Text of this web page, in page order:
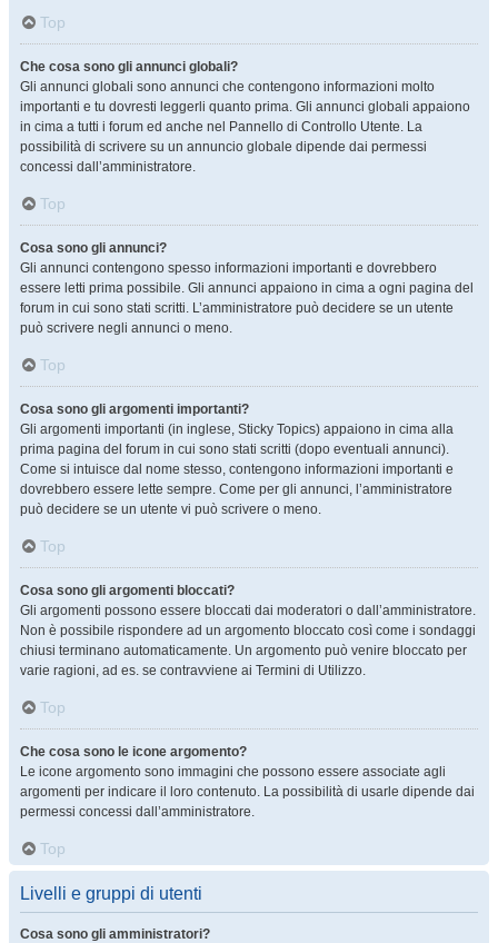
Top
Che cosa sono gli annunci globali?
Gli annunci globali sono annunci che contengono informazioni molto
importanti e tu dovresti leggerli quanto prima. Gli annunci globali appaiono
in cima a tutti i forum ed anche nel Pannello di Controllo Utente. La
possibilità di scrivere su un annuncio globale dipende dai permessi
concessi dall’amministratore.
Top
Cosa sono gli annunci?
Gli annunci contengono spesso informazioni importanti e dovrebbero
essere letti prima possibile. Gli annunci appaiono in cima a ogni pagina del
forum in cui sono stati scritti. L’amministratore può decidere se un utente
può scrivere negli annunci o meno.
Top
Cosa sono gli argomenti importanti?
Gli argomenti importanti (in inglese, Sticky Topics) appaiono in cima alla
prima pagina del forum in cui sono stati scritti (dopo eventuali annunci).
Come si intuisce dal nome stesso, contengono informazioni importanti e
dovrebbero essere lette sempre. Come per gli annunci, l’amministratore
può decidere se un utente vi può scrivere o meno.
Top
Cosa sono gli argomenti bloccati?
Gli argomenti possono essere bloccati dai moderatori o dall’amministratore.
Non è possibile rispondere ad un argomento bloccato così come i sondaggi
chiusi terminano automaticamente. Un argomento può venire bloccato per
varie ragioni, ad es. se contravviene ai Termini di Utilizzo.
Top
Che cosa sono le icone argomento?
Le icone argomento sono immagini che possono essere associate agli
argomenti per indicare il loro contenuto. La possibilità di usarle dipende dai
permessi concessi dall’amministratore.
Top
Livelli e gruppi di utenti
Cosa sono gli amministratori?